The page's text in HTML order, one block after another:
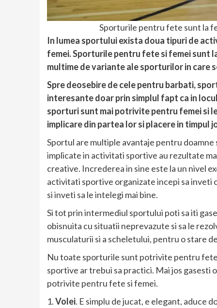
Sporturile pentru fete sunt la
In lumea sportului exista doua tipuri de
femei. Sporturile pentru fete si femei sunt
multime de variante ale sporturilor in care
Spre deosebire de cele pentru barbati,
interesante doar prin simplul fapt ca in
sporturi sunt mai potrivite pentru femei si
implicare din partea lor si placere in timpul
Sportul are multiple avantaje pentru
implicate in activitati sportive au rezultate
creative. Increderea in sine este la un nivel
activitati sportive organizate incepi sa inveti
si inveti sa le intelegi mai bine.
Si tot prin intermediul sportului poti sa iti
obisnuita cu situatii neprevazute si sa le
musculaturii si a scheletului, pentru o stare
Nu toate sporturile sunt potrivite pentru
sportive ar trebui sa practici. Mai jos
potrivite pentru fete si femei.
1.Volei. E simplu de jucat, e elegant, aduce